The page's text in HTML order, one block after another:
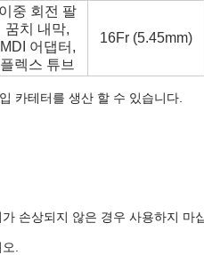
이중 회전 팔
꿈치 내막,
MDI 어댑터,
플렉스 튜브
16Fr (5.45mm)
카테터를 생산 할 수 있습니다.
손상되지 않은 경우 사용하지 마
.